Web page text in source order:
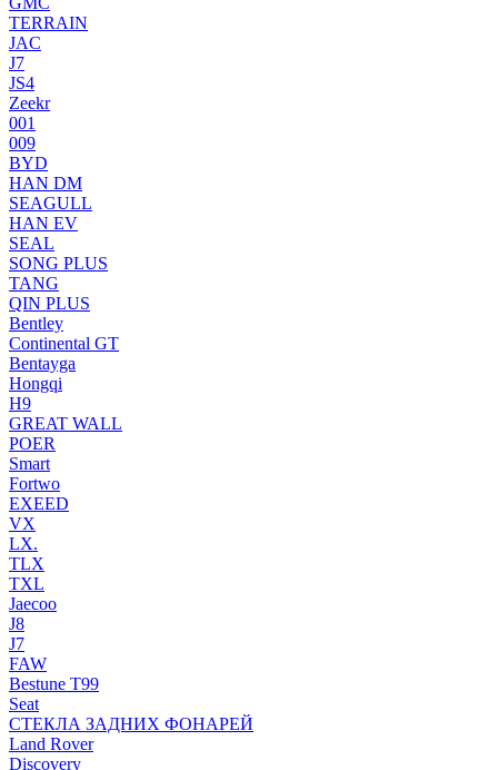
TERRAIN
JAC
J7
JS4
Zeekr
001
009
BYD
HAN DM
SEAGULL
HAN EV
SEAL
SONG PLUS
TANG
QIN PLUS
Bentley
Continental GT
Bentayga
Hongqi
H9
GREAT WALL
POER
Smart
Fortwo
EXEED
VX
LX.
TLX
TXL
Jaecoo
J8
J7
FAW
Bestune T99
Seat
СТЕКЛА ЗАДНИХ ФОНАРЕЙ
Land Rover
Discovery